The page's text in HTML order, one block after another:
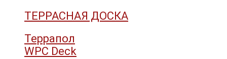
ТЕРРАСНАЯ ДОСКА
Террапол
WPC Deck